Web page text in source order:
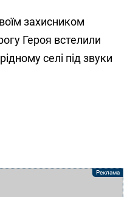
захисником
Героя встелили
селі під звуки